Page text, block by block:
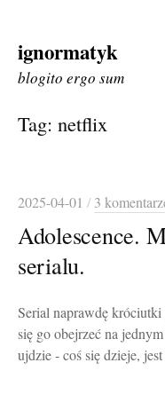
Skip
to
ignormatyk
blogito ergo sum
Tag: netflix
2025-04-01 / 3
Adolescence.
serialu.
Serial naprawdę
się go obejrzeć na
ujdzie - coś się dzieje,